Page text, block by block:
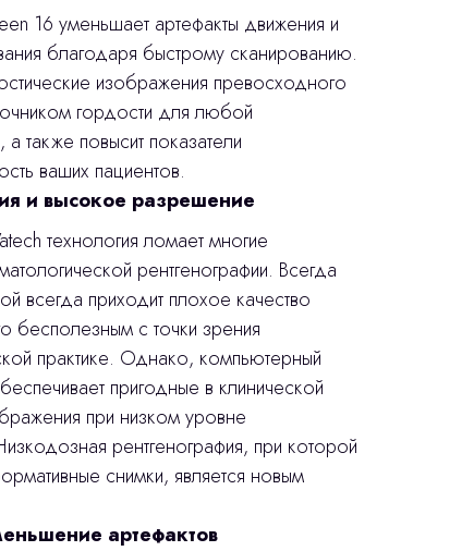
16 уменьшает артефакты движения и
благодаря быстрому сканированию.
изображения превосходного
гордости для любой
а также повысит показатели
ваших пациентов.
и высокое разрешение
технология ломает многие
рентгенографии. Всегда
всегда приходит плохое качество
бесполезным с точки зрения
практике. Однако, компьютерный
пригодные в клинической
при низком уровне
рентгенография, при которой
снимки, является новым
артефактов